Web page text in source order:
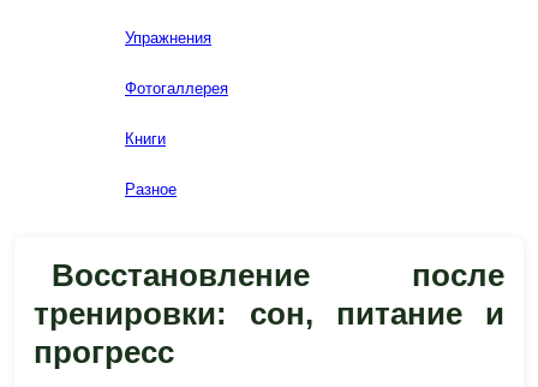
Упражнения
Фотогаллерея
Книги
Разное
Восстановление после
тренировки: сон, питание и
прогресс